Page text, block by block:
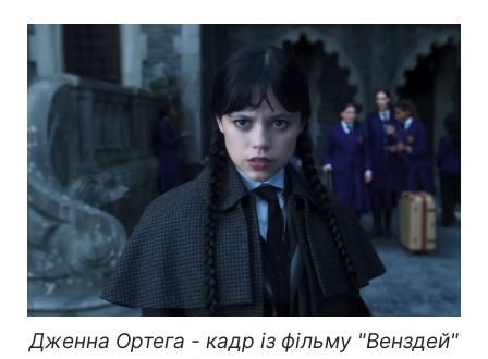
Дженна Ортега - кадр із фільму "Венздей"